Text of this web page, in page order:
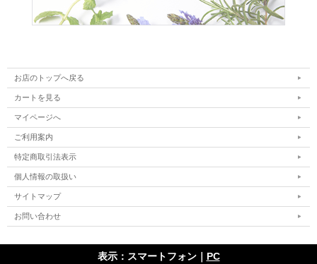
お店のトップへ戻る
カートを見る
マイページへ
ご利用案内
特定商取引法表示
個人情報の取扱い
サイトマップ
お問い合わせ
表示：スマートフォン｜ PC